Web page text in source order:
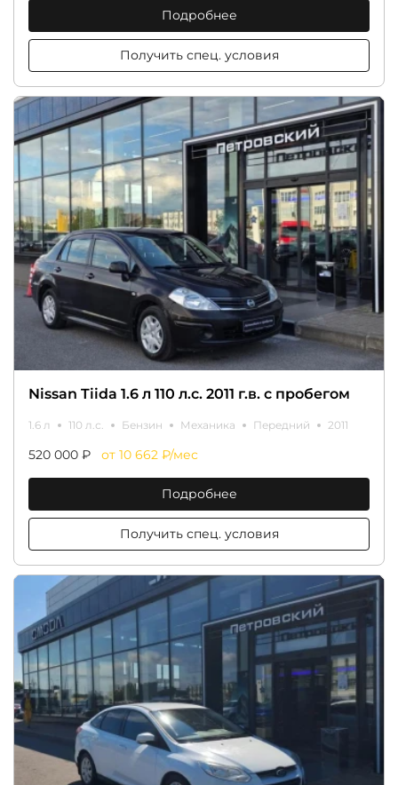
Подробнее
Получить спец. условия
Nissan Tiida 1.6 л 110 л.с. 2011 г.в. с пробегом
1.6 л 110 л.с. Бензин Механика Передний 2011
520 000 ₽ от 10 662 ₽/мес
Подробнее
Получить спец. условия